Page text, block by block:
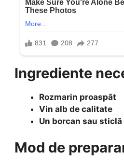
Ingrediente
Rozmarin proaspăt
Vin alb de calitate
Un borcan sau sticlă
Mod de